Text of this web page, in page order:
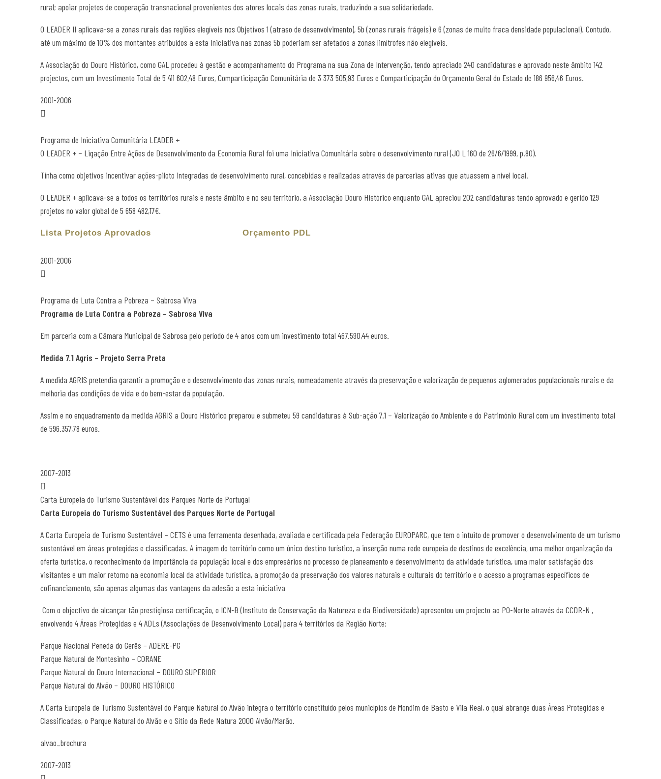
rural; apoiar projetos de cooperação transnacional provenientes dos atores locais das zonas rurais, traduzindo a sua solidariedade.
O LEADER II aplicava-se a zonas rurais das regiões elegíveis nos Objetivos 1 (atraso de desenvolvimento), 5b (zonas rurais frágeis) e 6 (zonas de muito fraca densidade populacional). Contudo,
até um máximo de 10% dos montantes atribuídos a esta Iniciativa nas zonas 5b poderiam ser afetados a zonas limítrofes não elegíveis.
A Associação do Douro Histórico, como GAL procedeu à gestão e acompanhamento do Programa na sua Zona de Intervenção, tendo apreciado 240 candidaturas e aprovado neste âmbito 142
projectos, com um Investimento Total de 5 411 602,48 Euros, Comparticipação Comunitária de 3 373 505,93 Euros e Comparticipação do Orçamento Geral do Estado de 186 956,46 Euros.
2001-2006
Programa de Iniciativa Comunitária LEADER +
O LEADER + – Ligação Entre Ações de Desenvolvimento da Economia Rural foi uma Iniciativa Comunitária sobre o desenvolvimento rural (JO L 160 de 26/6/1999, p.80).
Tinha como objetivos incentivar ações-piloto integradas de desenvolvimento rural, concebidas e realizadas através de parcerias ativas que atuassem a nível local.
O LEADER + aplicava-se a todos os territórios rurais e neste âmbito e no seu território, a Associação Douro Histórico enquanto GAL apreciou 202 candidaturas tendo aprovado e gerido 129
projetos no valor global de 5 658 482,17€.
Lista Projetos Aprovados Orçamento PDL
2001-2006
Programa de Luta Contra a Pobreza – Sabrosa Viva
Programa de Luta Contra a Pobreza – Sabrosa Viva
Em parceria com a Câmara Municipal de Sabrosa pelo período de 4 anos com um investimento total 467.590,44 euros.
Medida 7.1 Agris – Projeto Serra Preta
A medida AGRIS pretendia garantir a promoção e o desenvolvimento das zonas rurais, nomeadamente através da preservação e valorização de pequenos aglomerados populacionais rurais e da
melhoria das condições de vida e do bem-estar da população.
Assim e no enquadramento da medida AGRIS a Douro Histórico preparou e submeteu 59 candidaturas à Sub-ação 7.1 – Valorização do Ambiente e do Património Rural com um investimento total
de 596.357,78 euros.
2007-2013
Carta Europeia do Turismo Sustentável dos Parques Norte de Portugal
Carta Europeia do Turismo Sustentável dos Parques Norte de Portugal
A Carta Europeia de Turismo Sustentável – CETS é uma ferramenta desenhada, avaliada e certificada pela Federação EUROPARC, que tem o intuito de promover o desenvolvimento de um turismo
sustentável em áreas protegidas e classificadas. A imagem do território como um único destino turístico, a inserção numa rede europeia de destinos de excelência, uma melhor organização da
oferta turística, o reconhecimento da importância da população local e dos empresários no processo de planeamento e desenvolvimento da atividade turística, uma maior satisfação dos
visitantes e um maior retorno na economia local da atividade turística, a promoção da preservação dos valores naturais e culturais do território e o acesso a programas específicos de
cofinanciamento, são apenas algumas das vantagens da adesão a esta iniciativa
Com o objectivo de alcançar tão prestigiosa certificação, o ICN-B (Instituto de Conservação da Natureza e da Biodiversidade) apresentou um projecto ao PO-Norte através da CCDR-N ,
envolvendo 4 Áreas Protegidas e 4 ADLs (Associações de Desenvolvimento Local) para 4 territórios da Região Norte:
Parque Nacional Peneda do Gerês – ADERE-PG
Parque Natural de Montesinho – CORANE
Parque Natural do Douro Internacional – DOURO SUPERIOR
Parque Natural do Alvão – DOURO HISTÓRICO
A Carta Europeia de Turismo Sustentável do Parque Natural do Alvão integra o território constituído pelos municípios de Mondim de Basto e Vila Real, o qual abrange duas Áreas Protegidas e
Classificadas, o Parque Natural do Alvão e o Sítio da Rede Natura 2000 Alvão/Marão.
alvao_brochura
2007-2013